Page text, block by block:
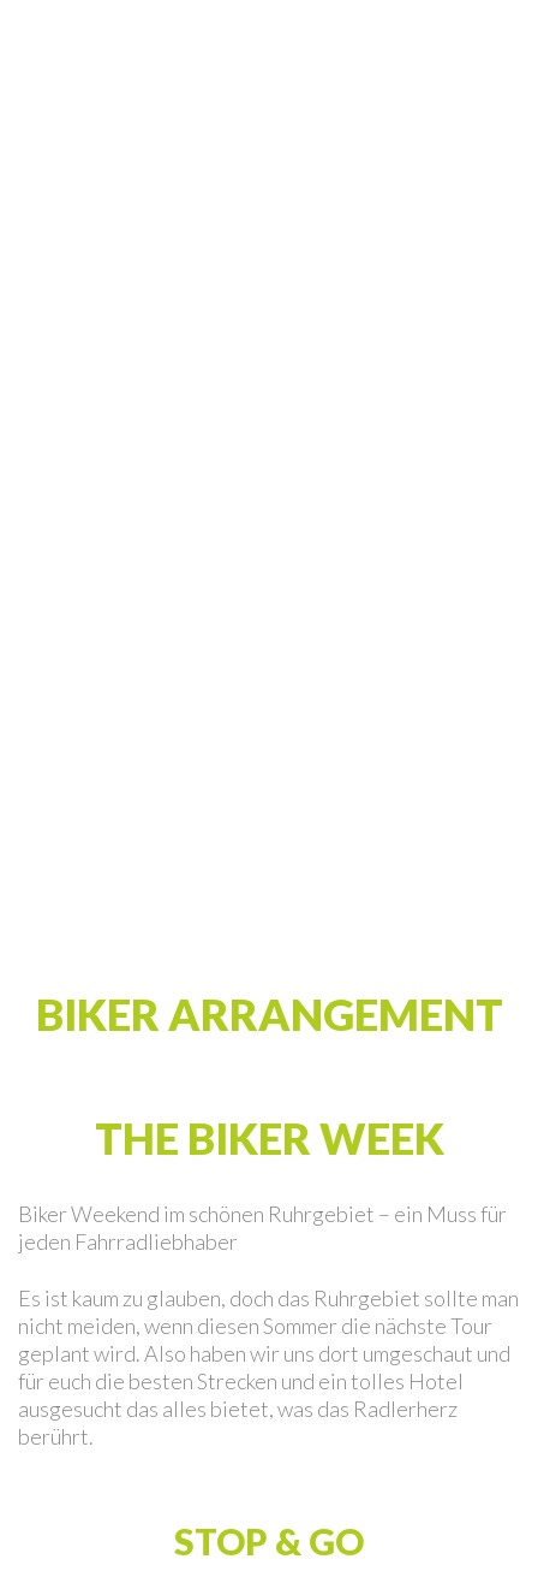
BIKER ARRANGEMENT
THE BIKER WEEK
Biker Weekend im schönen Ruhrgebiet – ein Muss für
jeden Fahrradliebhaber
Es ist kaum zu glauben, doch das Ruhrgebiet sollte man
nicht meiden, wenn diesen Sommer die nächste Tour
geplant wird. Also haben wir uns dort umgeschaut und
für euch die besten Strecken und ein tolles Hotel
ausgesucht das alles bietet, was das Radlerherz
berührt.
STOP & GO